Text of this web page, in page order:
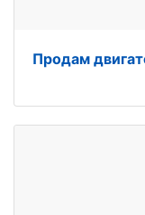
Продам